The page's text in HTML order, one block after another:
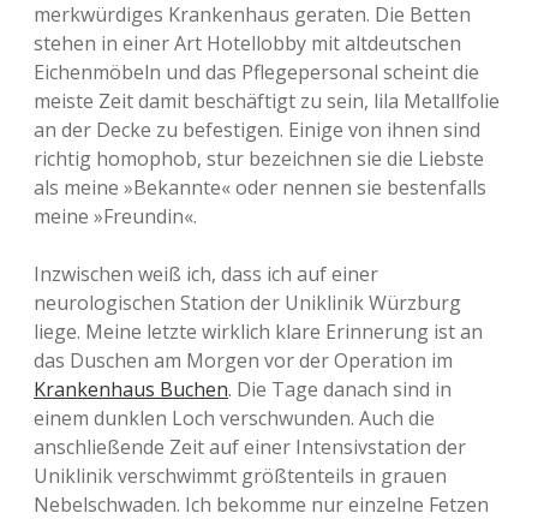
merkwürdiges Krankenhaus geraten. Die Betten
stehen in einer Art Hotellobby mit altdeutschen
Eichenmöbeln und das Pflegepersonal scheint die
meiste Zeit damit beschäftigt zu sein, lila Metallfolie
an der Decke zu befestigen. Einige von ihnen sind
richtig homophob, stur bezeichnen sie die Liebste
als meine »Bekannte« oder nennen sie bestenfalls
meine »Freundin«.
Inzwischen weiß ich, dass ich auf einer
neurologischen Station der Uniklinik Würzburg
liege. Meine letzte wirklich klare Erinnerung ist an
das Duschen am Morgen vor der Operation im
Krankenhaus Buchen. Die Tage danach sind in
einem dunklen Loch verschwunden. Auch die
anschließende Zeit auf einer Intensivstation der
Uniklinik verschwimmt größtenteils in grauen
Nebelschwaden. Ich bekomme nur einzelne Fetzen